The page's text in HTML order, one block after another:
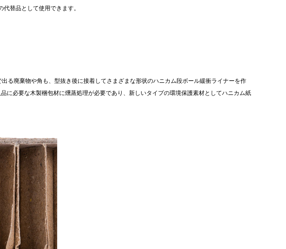
替品として使用できます。
る廃棄物や角も、型抜き後に接着してさまざまな形状のハニカム段ボール緩衝ライナーを作
に必要な木製梱包材に燻蒸処理が必要であり、新しいタイプの環境保護素材としてハニカム紙